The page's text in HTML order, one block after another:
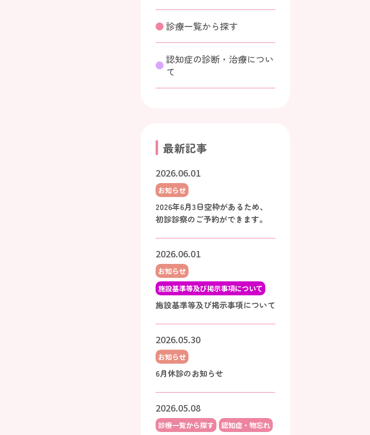
診療一覧から探す
認知症の診断・治療につい
て
最新記事
2026.06.01
お知らせ
2026年6月3日空枠があるため、
初診診察のご予約ができます。
2026.06.01
お知らせ
施設基準等及び掲示事項について
施設基準等及び掲示事項について
2026.05.30
お知らせ
6月休診のお知らせ
2026.05.08
診療一覧から探す 認知症・物忘れ